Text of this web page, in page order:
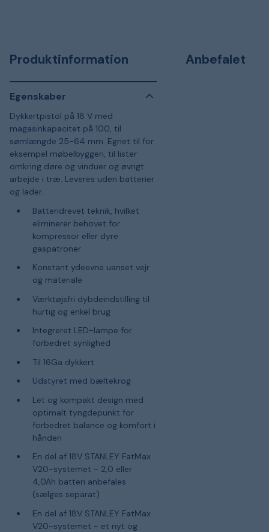
Produktinformation
Egenskaber
Dykkertpistol på 18 V med
magasinkapacitet på 100, til
sømlængde 25-64 mm. Egnet til for
eksempel møbelbyggeri, til lister
omkring døre og vinduer og øvrigt
arbejde i træ. Leveres uden batterier
og lader.
Batteridrevet teknik, hvilket
eliminerer behovet for
kompressor eller dyre
gaspatroner
Konstant ydeevne uanset vejr
og materiale
Værktøjsfri dybdeindstilling til
hurtig og enkel brug
Integreret LED-lampe for
forbedret synlighed
Til 16Ga dykkert
Udstyret med bæltekrog
Let og kompakt design med
optimalt tyngdepunkt for
forbedret balance og komfort i
hånden
En del af 18V STANLEY FatMax
V20-systemet - 2,0 eller
4,0Ah batteri anbefales
(sælges separat)
En del af 18V STANLEY FatMax
V20-systemet - et nyt og
Anbefalet